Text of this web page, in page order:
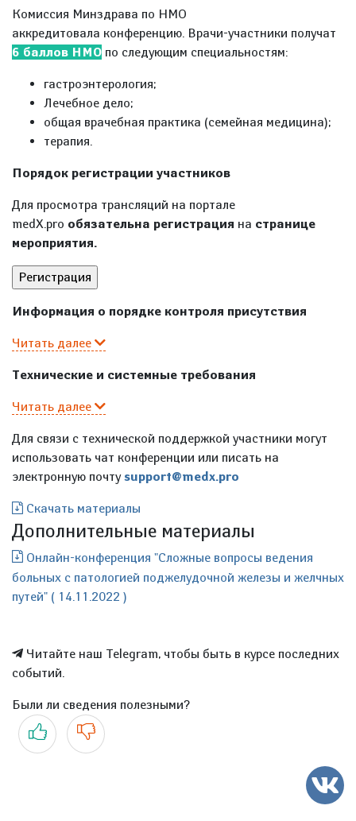
Комиссия Минздрава по НМО
аккредитовала конференцию. Врачи-участники получат
6 баллов НМО по следующим специальностям:
гастроэнтерология;
Лечебное дело;
общая врачебная практика (семейная медицина);
терапия.
Порядок регистрации участников
Для просмотра трансляций на портале
medX.pro обязательна регистрация на странице
мероприятия.
Информация о порядке контроля присутствия
Читать далее
Технические и системные требования
Читать далее
Для связи с технической поддержкой участники могут
использовать чат конференции или писать на
электронную почтуsupport@medx.pro
Скачать материалы
Дополнительные материалы
Онлайн-конференция "Сложные вопросы ведения
больных с патологией поджелудочной железы и желчных
путей" ( 14.11.2022 )
Читайте наш Telegram, чтобы быть в курсе последних
событий.
Были ли сведения полезными?
Да